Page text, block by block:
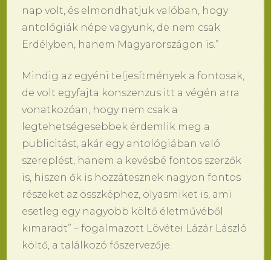
nap volt, és elmondhatjuk valóban, hogy
antológiák népe vagyunk, de nem csak
Erdélyben, hanem Magyarországon is.”
Mindig az egyéni teljesítmények a fontosak,
de volt egyfajta konszenzus itt a végén arra
vonatkozóan, hogy nem csak a
legtehetségesebbek érdemlik meg a
publicitást, akár egy antológiában való
szereplést, hanem a kevésbé fontos szerzők
is, hiszen ők is hozzátesznek nagyon fontos
részeket az összképhez, olyasmiket is, ami
esetleg egy nagyobb költő életművéből
kimaradt” – fogalmazott Lövétei Lázár László
költő, a találkozó főszervezője.